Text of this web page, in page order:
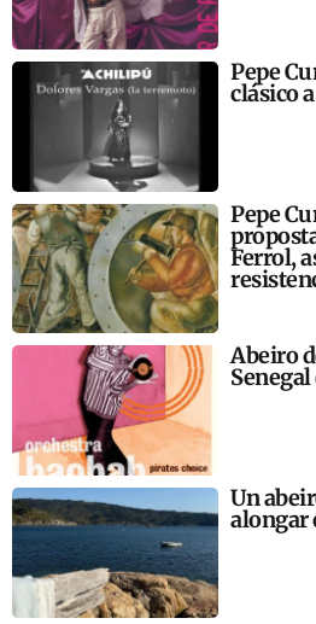
Pepe
clásico
Pepe
Ferrol,
Abeiro
Un
alongar